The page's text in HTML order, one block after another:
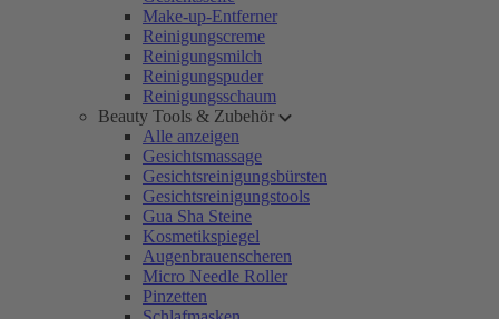
Make-up-Entferner
Reinigungscreme
Reinigungsmilch
Reinigungspuder
Reinigungsschaum
Beauty Tools & Zubehör
Alle anzeigen
Gesichtsmassage
Gesichtsreinigungsbürsten
Gesichtsreinigungstools
Gua Sha Steine
Kosmetikspiegel
Augenbrauenscheren
Micro Needle Roller
Pinzetten